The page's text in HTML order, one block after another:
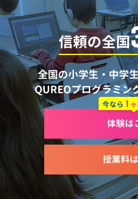
信頼の全国
全国の小学生・中学
QUREOプログラミン
授業料
今なら 1
体験は